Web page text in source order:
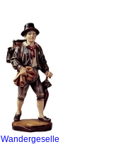
Wandergeselle